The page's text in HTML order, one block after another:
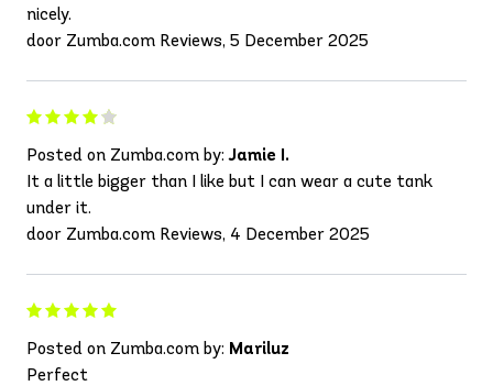
nicely.
door Zumba.com Reviews, 5 December 2025
Posted on Zumba.com by:Jamie I.
It a little bigger than I like but I can wear a cute tank
under it.
door Zumba.com Reviews, 4 December 2025
Posted on Zumba.com by: Mariluz
Perfect